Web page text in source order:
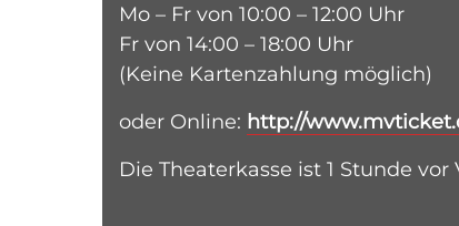
Mo – Fr von 10:00 – 12:00 Uhr
Fr von 14:00 – 18:00 Uhr
(Keine Kartenzahlung möglich)
oder Online: http://
Die Theaterkasse ist 1 Stunde